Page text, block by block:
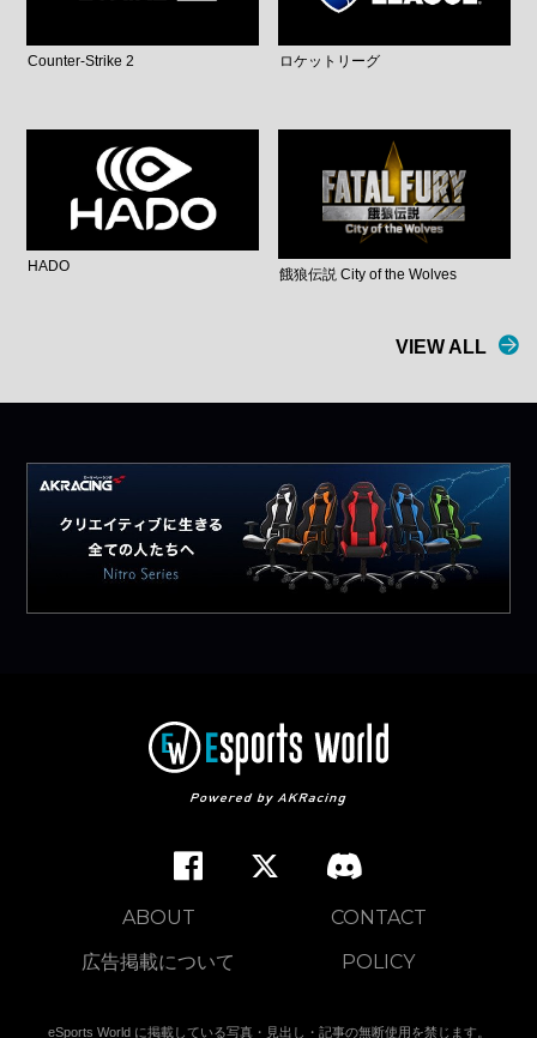
Counter-Strike 2 ロケットリーグ
HADO
餓狼伝説 City of the Wolves
VIEW ALL
ABOUT
CONTACT
広告掲載について
POLICY
eSports World に掲載している写真・見出し・記事の無断使用を禁じます。